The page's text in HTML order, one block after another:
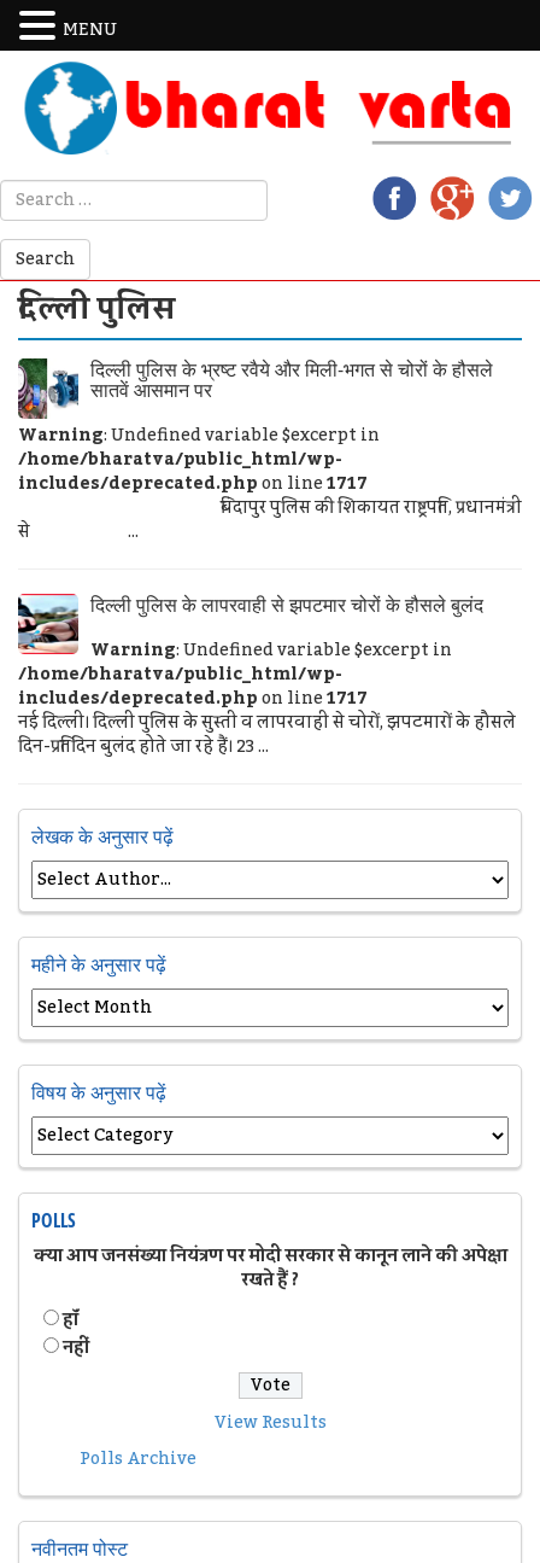
दिल्ली पुलिस
दिल्ली पुलिस के भ्रष्ट रवैये और मिली-भगत से चोरों के हौसले
सातवें आसमान पर
Warning: Undefined variable $excerpt in
/home/bharatva/public_html/wp-
includes/deprecated.phpon line1717
बिंदापुर पुलिस की शिकायत राष्ट्रपति, प्रधानमंत्री
से ...
दिल्ली पुलिस के लापरवाही से झपटमार चोरों के हौसले बुलंद
Warning: Undefined variable $excerpt in
/home/bharatva/public_html/wp-
includes/deprecated.phpon line1717
नई दिल्ली। दिल्ली पुलिस के सुस्ती व लापरवाही से चोरों, झपटमारों के हौसले
दिन-प्रतिदिन बुलंद होते जा रहे हैं। 23 ...
लेखक के अनुसार पढ़ें
महीने के अनुसार पढ़ें
विषय के अनुसार पढ़ें
POLLS
क्या आप जनसंख्या नियंत्रण पर मोदी सरकार से कानून लाने की अपेक्षा
रखते हैं ?
हॉं
नहीं
View Results
Polls Archive
नवीनतम पोस्ट
MENU